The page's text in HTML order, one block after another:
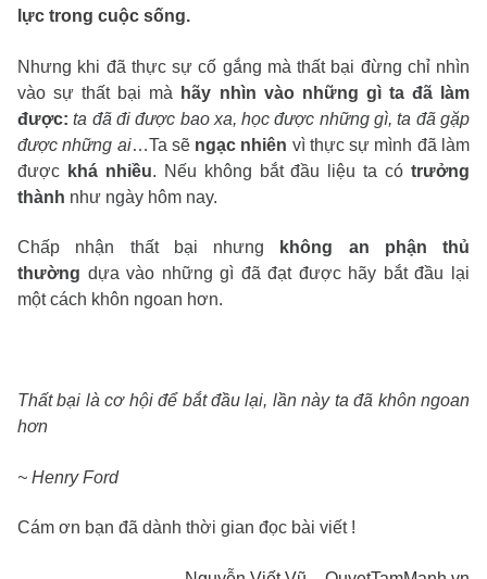
lực trong cuộc sống.
Nhưng khi đã thực sự cố gắng mà thất bại đừng chỉ nhìn
vào sự thất bại mà
hãy nhìn vào những gì ta đã làm
được: ta đã đi được bao xa, học được những gì, ta đã gặp
được những ai…Ta sẽ ngạc nhiên vì thực sự mình đã làm
được khá nhiều. Nếu không bắt đầu liệu ta có trưởng
thành như ngày hôm nay.
Chấp nhận thất bại nhưng
không an phận thủ
thường dựa vào những gì đã đạt được hãy bắt đầu lại
một cách khôn ngoan hơn.
Thất bại là cơ hội để bắt đầu lại, lần này ta đã khôn ngoan
hơn
~ Henry Ford
Cám ơn bạn đã dành thời gian đọc bài viết !